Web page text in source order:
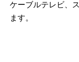
ケーブルテレビ、
ます。